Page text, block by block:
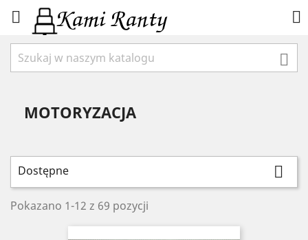
 

MOTORYZACJA
Dostępne 
Pokazano 1-12 z 69 pozycji